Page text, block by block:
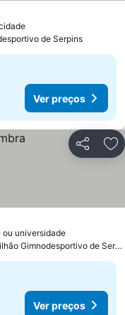
de Serpins
Ver preços
Partilhar
ou universidade
a 19.4 km de Pavilhão Gimnodesportivo de Serpins
Ver preços